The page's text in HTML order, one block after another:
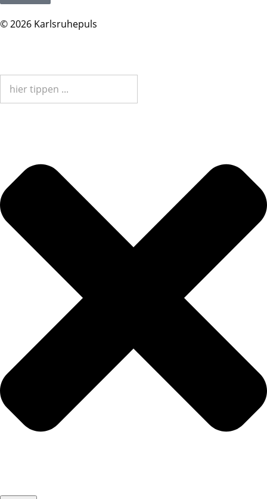
© 2026 Karlsruhepuls